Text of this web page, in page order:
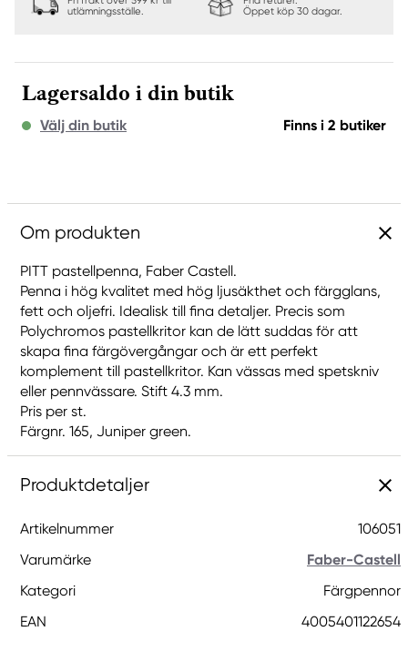
utlämningsställe.
Öppet köp 30 dagar.
Lagersaldo i din butik
Välj din butik Finns i 2 butiker
Om produkten
PITT pastellpenna, Faber Castell.
Penna i hög kvalitet med hög ljusäkthet och färgglans,
fett och oljefri. Idealisk till fina detaljer. Precis som
Polychromos pastellkritor kan de lätt suddas för att
skapa fina färgövergångar och är ett perfekt
komplement till pastellkritor. Kan vässas med spetskniv
eller pennvässare. Stift 4.3 mm.
Pris per st.
Färgnr. 165, Juniper green.
Produktdetaljer
Artikelnummer
106051
Varumärke
Faber-Castell
Kategori
Färgpennor
EAN
4005401122654